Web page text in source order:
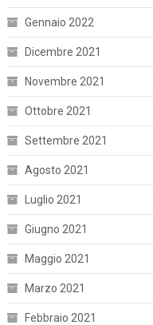
Gennaio 2022
Dicembre 2021
Novembre 2021
Ottobre 2021
Settembre 2021
Agosto 2021
Luglio 2021
Giugno 2021
Maggio 2021
Marzo 2021
Febbraio 2021